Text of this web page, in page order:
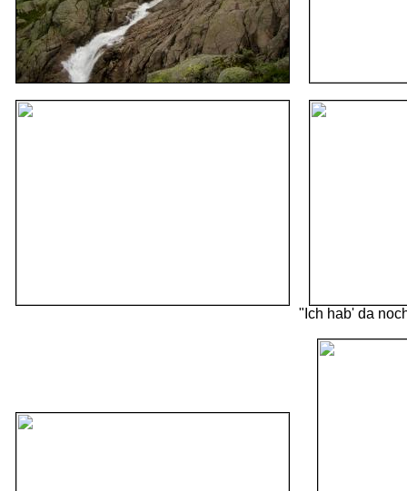
"Ich hab' da